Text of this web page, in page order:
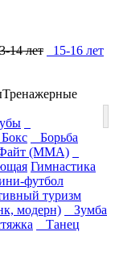
14 лет
15-16 лет
Тренажерные
Борьба
(ММА)
Гимнастика
футбол
туризм
модерн)
Зумба
Танец